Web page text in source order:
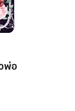
พ่อ